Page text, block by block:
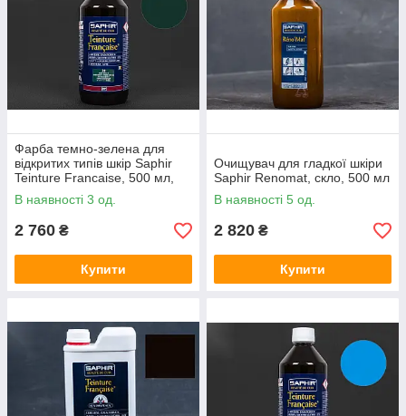
Фарба темно-зелена для
відкритих типів шкір Saphir
Teinture Francaise, 500 мл,
(20)
В наявності 3 од.
2 760 ₴
Купити
Очищувач для гладкої шкіри
Saphir Renomat, скло, 500 мл
В наявності 5 од.
2 820 ₴
Купити